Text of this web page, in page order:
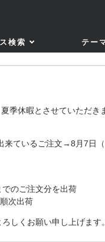
検索 テー
季休暇とさせていただき
来ているご注文→8月7日
のご注文分を出荷
次出荷
しくお願い申し上げます